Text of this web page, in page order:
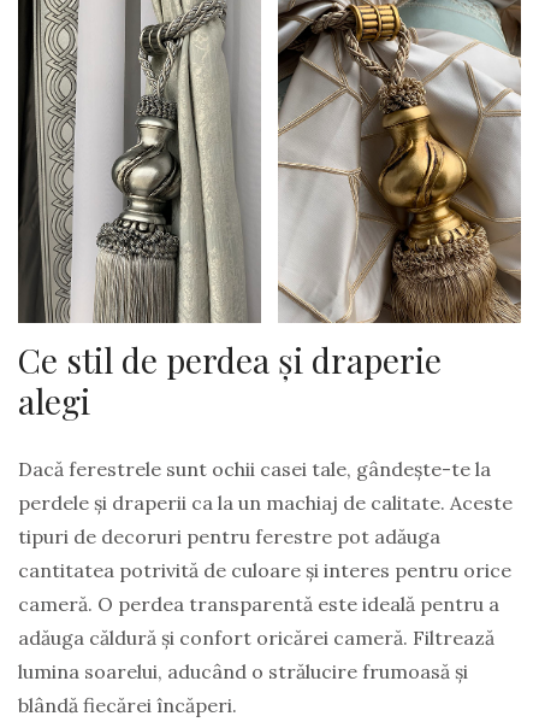
Ce stil de perdea și draperie
alegi
Dacă ferestrele sunt ochii casei tale, gândește-te la
perdele și draperii ca la un machiaj de calitate. Aceste
tipuri de decoruri pentru ferestre pot adăuga
cantitatea potrivită de culoare și interes pentru orice
cameră. O perdea transparentă este ideală pentru a
adăuga căldură și confort oricărei cameră. Filtrează
lumina soarelui, aducând o strălucire frumoasă și
blândă fiecărei încăperi.